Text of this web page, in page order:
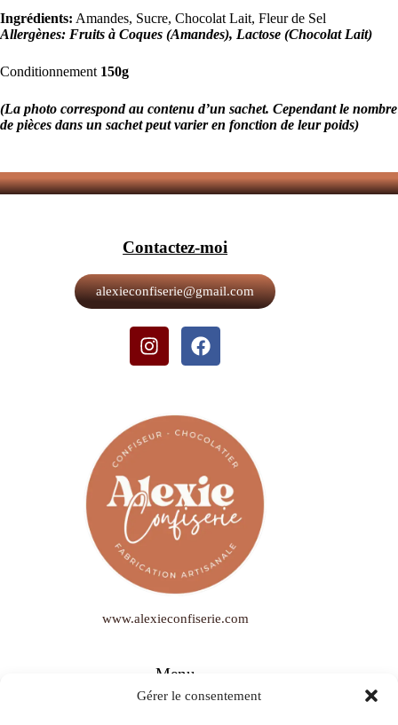
Gérer le consentement
Ingrédients: Amandes, Sucre, Chocolat Lait, Fleur de Sel
Allergènes: Fruits à Coques (Amandes), Lactose (Chocolat Lait)
Conditionnement 150g
(La photo correspond au contenu d’un sachet. Cependant le nombre
de pièces dans un sachet peut varier en fonction de leur poids)
Contactez-moi
alexieconfiserie@gmail.com
www.alexieconfiserie.com
Menu
Qui suis-je ?